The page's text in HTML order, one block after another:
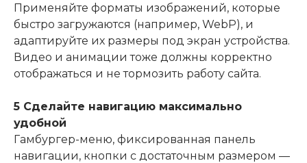
Применяйте форматы изображений, которые
быстро загружаются (например, WebP), и
адаптируйте их размеры под экран устройства.
Видео и анимации тоже должны корректно
отображаться и не тормозить работу сайта.
5 Сделайте навигацию максимально
удобной
Гамбургер-меню, фиксированная панель
навигации, кнопки с достаточным размером —